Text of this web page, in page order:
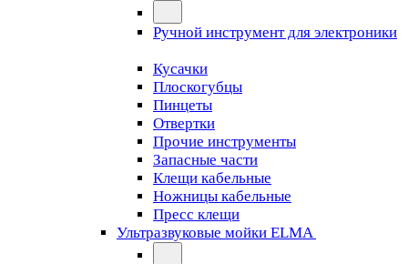
Ручной инструмент для электроники
Кусачки
Плоскогубцы
Пинцеты
Отвертки
Прочие инструменты
Запасные части
Клещи кабельные
Ножницы кабельные
Пресс клещи
Ультразвуковые мойки ELMA